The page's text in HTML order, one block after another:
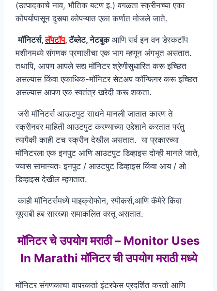
(उत्पादकाचे नाव, भौतिक बटण इ.) वगळता स्क्रीनच्या एका
कोपर्यापासून दुसर्‍या कोपऱ्यात एका कर्णात मोजले जाते.
मॉनिटर्स,लॅपटॉप, टॅब्लेट, नेटबुकआणि सर्व इन वन डेस्कटॉप
मशीनमध्ये संगणक प्रणालीचा एक भाग म्हणून अंगभूत असतात.
तथापि, आपण आपले सद्य मॉनिटर श्रेणीसुधारित करू इच्छित
असल्यास किंवा एकाधिक-मॉनिटर सेटअप कॉन्फिगर करू इच्छित
असल्यास आपण एक स्वतंत्र खरेदी करू शकता.
जरी मॉनिटर्स आऊटपुट साधने मानली जातात कारण ते
स्क्रीनवर माहिती आउटपुट करण्याच्या उद्देशाने करतात परंतु
त्यापैकी काही टच स्क्रीन देखील असतात. या प्रकारच्या
मॉनिटरला एक इनपुट आणि आउटपुट डिव्हाइस दोन्ही मानले जाते,
ज्यास सामान्यतः इनपुट / आउटपुट डिव्हाइस किंवा आय / ओ
डिव्हाइस देखील म्हणतात.
काही मॉनिटर्समध्ये माइक्रोफोन, स्पीकर्स,आणि कॅमेरे किंवा
यूएसबी हब सारख्या समाकलित वस्तू असतात.
मॉनिटर चे उपयोग मराठी – Monitor Uses
In Marathi मॉनिटर ची उपयोग मराठी मध्ये
मॉनिटर संगणकाचा वापरकर्ता इंटरफेस प्रदर्शित करतो आणि